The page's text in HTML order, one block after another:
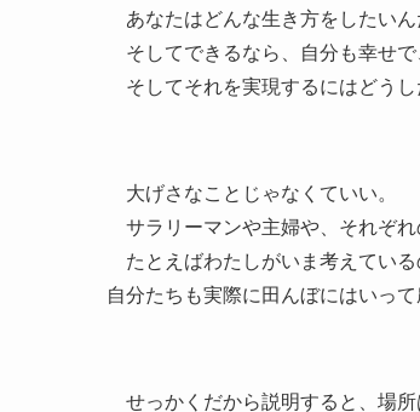
あなたはどんな生き方をしたいん
そしてできるなら、自分も幸せで
そしてそれを実現するにはどうし
大げさなことじゃなくていい。
サラリーマンや主婦や、それぞれ
たとえばわたしがいま考えている
自分たちも実際に田んぼにはいっ
せっかくだから説明すると、場所